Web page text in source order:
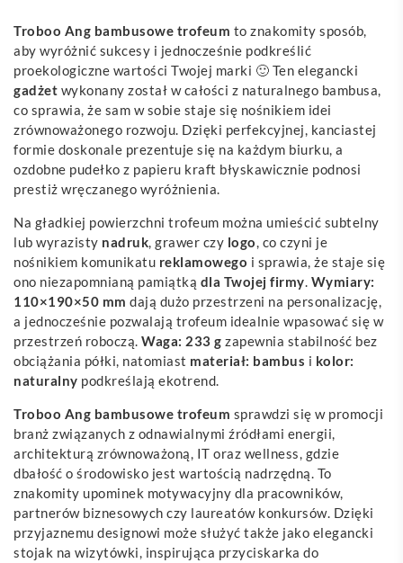
Troboo Ang bambusowe trofeum to znakomity sposób,
aby wyróżnić sukcesy i jednocześnie podkreślić
proekologiczne wartości Twojej marki 🙂 Ten elegancki
gadżet wykonany został w całości z naturalnego bambusa,
co sprawia, że sam w sobie staje się nośnikiem idei
zrównoważonego rozwoju. Dzięki perfekcyjnej, kanciastej
formie doskonale prezentuje się na każdym biurku, a
ozdobne pudełko z papieru kraft błyskawicznie podnosi
prestiż wręczanego wyróżnienia.
Na gładkiej powierzchni trofeum można umieścić subtelny
lub wyrazisty nadruk, grawer czy logo, co czyni je
nośnikiem komunikatu reklamowego i sprawia, że staje się
ono niezapomnianą pamiątką dla Twojej firmy. Wymiary:
110×190×50 mm dają dużo przestrzeni na personalizację,
a jednocześnie pozwalają trofeum idealnie wpasować się w
przestrzeń roboczą. Waga: 233 g zapewnia stabilność bez
obciążania półki, natomiast materiał: bambus i kolor:
naturalny podkreślają ekotrend.
Troboo Ang bambusowe trofeum sprawdzi się w promocji
branż związanych z odnawialnymi źródłami energii,
architekturą zrównoważoną, IT oraz wellness, gdzie
dbałość o środowisko jest wartością nadrzędną. To
znakomity upominek motywacyjny dla pracowników,
partnerów biznesowych czy laureatów konkursów. Dzięki
przyjaznemu designowi może służyć także jako elegancki
stojak na wizytówki, inspirująca przyciskarka do